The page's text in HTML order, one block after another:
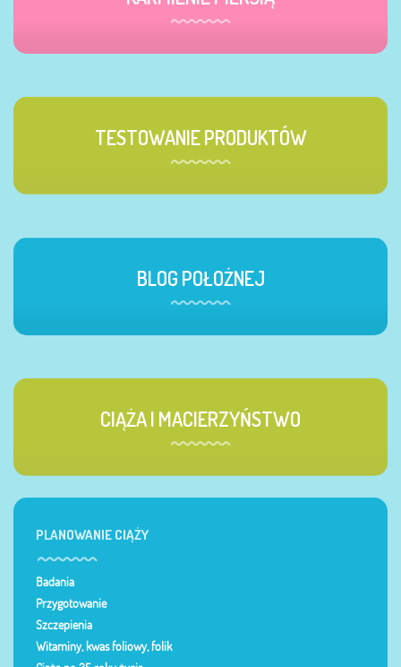
TESTOWANIE PRODUKTÓW
BLOG POŁOŻNEJ
CIĄŻA I MACIERZYŃSTWO
PLANOWANIE CIĄŻY
Badania
Przygotowanie
Szczepienia
Witaminy, kwas foliowy, folik